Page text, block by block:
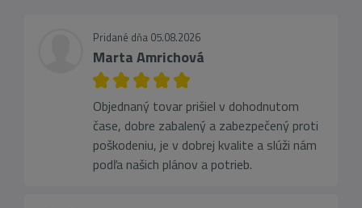
Pridané dňa 05.08.2026
Marta Amrichová
Objednaný tovar prišiel v dohodnutom
čase, dobre zabalený a zabezpečený proti
poškodeniu, je v dobrej kvalite a slúži nám
podľa našich plánov a potrieb.